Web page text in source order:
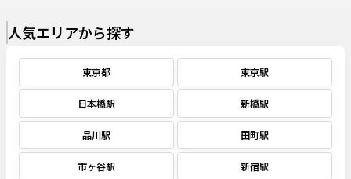
人気エリアから探す
東京都 東京駅
日本橋駅 新橋駅
品川駅 田町駅
市ヶ谷駅 新宿駅